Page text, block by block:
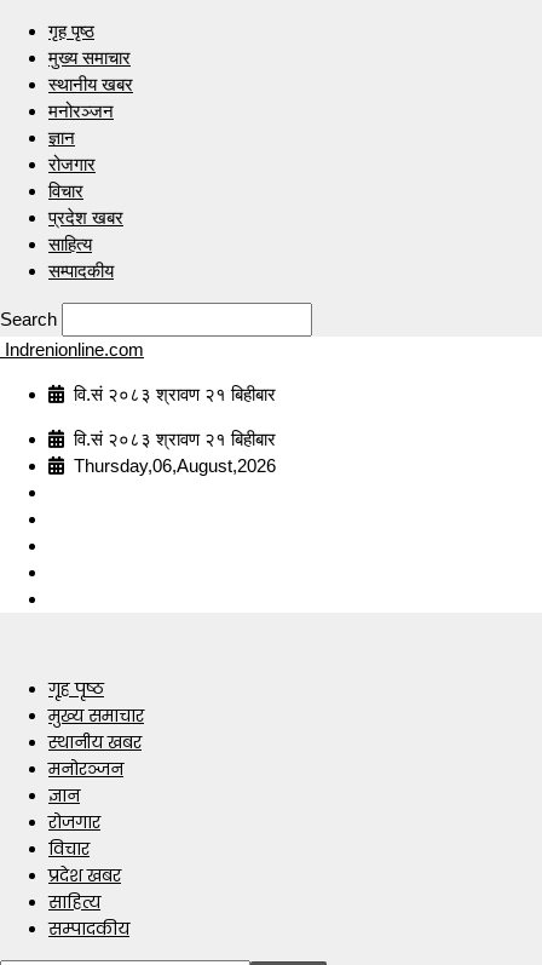
गृह पृष्ठ
मुख्य समाचार
स्थानीय खबर
मनोरञ्जन
ज्ञान
रोजगार
विचार
प्रदेश खबर
साहित्य
सम्पादकीय
Search
Indrenionline.com
वि.सं २०८३ श्रावण २१ बिहीबार
वि.सं २०८३ श्रावण २१ बिहीबार
Thursday,06,August,2026
गृह पृष्ठ
मुख्य समाचार
स्थानीय खबर
मनोरञ्जन
ज्ञान
रोजगार
विचार
प्रदेश खबर
साहित्य
सम्पादकीय